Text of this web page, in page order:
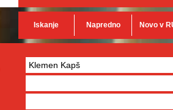
Iskanje Napredno Novo v